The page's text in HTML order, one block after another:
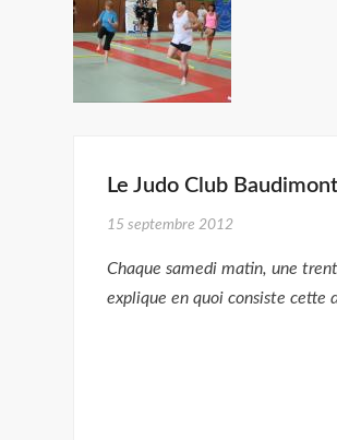
Le Judo Club
15 septembre 2012
Chaque samedi matin, une
explique en quoi consiste cette